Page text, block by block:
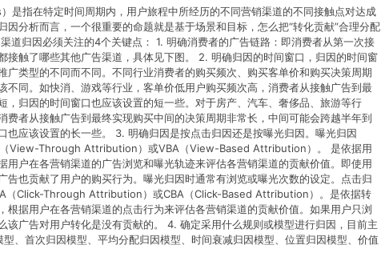
是指在特定时间周期内，用户旅程中所经历的不同营销渠道的不同接触点对达成
因分析而言，一个很重要的命题就是基于场景和目标，怎么把“转化贡献”合理分配
道归因必须关注的4个关键点： 1. 明确消费者的广告链路：即消费者从第一次接
接触了哪些其他广告渠道，具体见下图。 2. 明确归因的时间窗口，归因的时间窗
广类型的不同而不同。不同行业消费者的购买频次、购买客单价和购买决策周期
不同。如快消、游戏等行业，客单价低用户购买频次高，消费者从接触广告到最
，归因的时间窗口也应该设置的短一些。对于房产、汽车、奢侈品、旅游等行
费者从接触广告到最终实现购买中间的决策周期非常长，中间可能会跨越半年到
也应该设置的长一些。 3. 明确归因是按点击归因还是按曝光归因。曝光归因
（View-Through Attribution）或VBA（View-Based Attribution）。 是依据用
用户在各营销渠道的广告浏览和曝光轨迹来评估各营销渠道的贡献价值。即使用
告也贡献了用户的购买行为。曝光归因时通常有浏览或曝光次数的设定。点击归
（Click-Through Attribution）或CBA（Click-Based Attribution）。是依据转
根据用户在各营销渠道的点击行为来评估各营销渠道的贡献价值。如果用户只浏
该广告对用户转化是没有贡献的。 4. 确定采用什么规则或模型进行归因，目前主
、首次归因模型、平均分配归因模型、时间衰减归因模型、位置归因模型、价值